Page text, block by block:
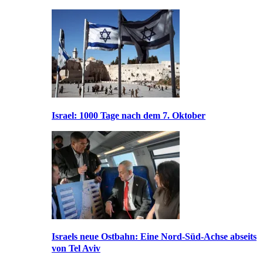
Israel: 1000 Tage nach dem 7. Oktober
Israels neue Ostbahn: Eine Nord-Süd-Achse abseits
von Tel Aviv